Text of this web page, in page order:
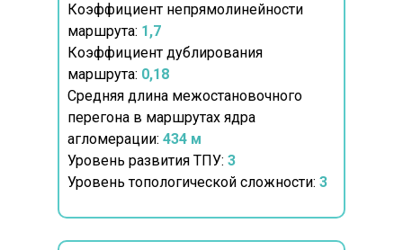
Коэффициент непрямолинейности
маршрута: 1,7
Коэффициент дублирования
маршрута: 0,18
Средняя длина межостановочного
перегона в маршрутах ядра
агломерации: 434 м
Уровень развития ТПУ: 3
Уровень топологической сложности: 3